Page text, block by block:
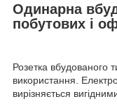
Одинарна
побутових і
Розетка вбудованого
використання.
вирізняється